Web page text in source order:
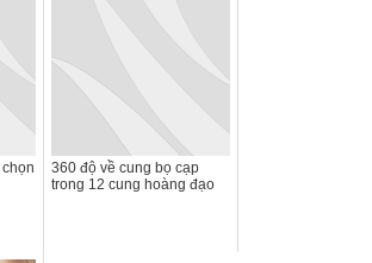
360 độ về cung bọ cạp
trong 12 cung hoàng đạo